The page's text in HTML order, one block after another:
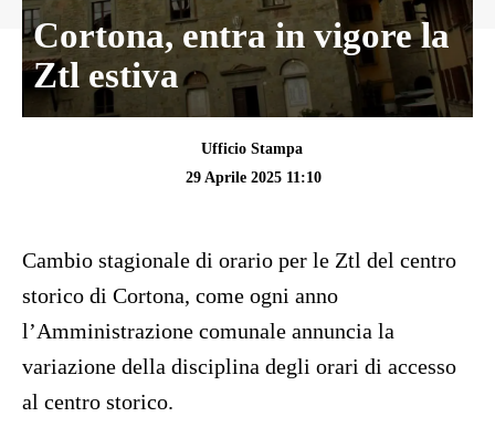
Cortona, entra in vigore la
Ztl estiva
Ufficio Stampa
29 Aprile 2025 11:10
Cambio stagionale di orario per le Ztl del centro
storico di Cortona, come ogni anno
l’Amministrazione comunale annuncia la
variazione della disciplina degli orari di accesso
al centro storico.